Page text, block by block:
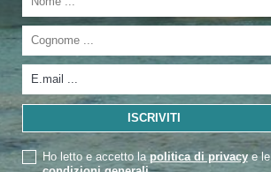
Ho letto e accetto lapolitica di privacye le